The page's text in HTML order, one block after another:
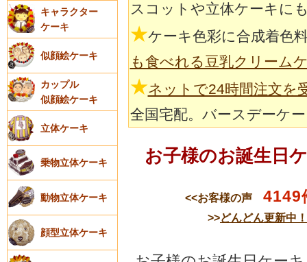
キャラクター
ケーキ
似顔絵ケーキ
カップル
似顔絵ケーキ
立体ケーキ
乗物立体ケーキ
動物立体ケーキ
顔型立体ケーキ
スコットや立体ケーキに
★ケーキ色彩に合成着色
も食べれる豆乳クリーム
★ネットで24時間注文を
全国宅配。バースデーケ
お子様のお誕生日
<<お客様の声 4149
>>どんどん更新中